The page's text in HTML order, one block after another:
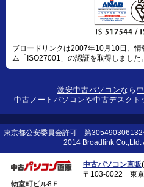
ブロードリンクは2007年10月10日、
ム「ISO27001」の認証を取得しました。
激安中古パソコンなら
中古ノートパソコンや中古デスクト
東京都公安委員会許可 第
2014 Broadlink Co.,Ltd.
中古パソコン直販
〒103-0022 東
物室町ビル8Ｆ